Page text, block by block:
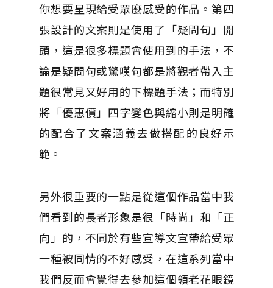
你想要呈現給受眾麼感受的作品。第四
張設計的文案則是使用了「疑問句」開
頭，這是很多標題會使用到的手法，不
論是疑問句或驚嘆句都是將觀者帶入主
題很常見又好用的下標題手法；而特別
將「優惠價」四字變色與縮小則是明確
的配合了文案涵義去做搭配的良好示
範。
另外很重要的一點是從這個作品當中我
們看到的長者形象是很「時尚」和「正
向」的，不同於有些宣導文宣帶給受眾
一種被同情的不好感受，在這系列當中
我們反而會覺得去參加這個領老花眼鏡